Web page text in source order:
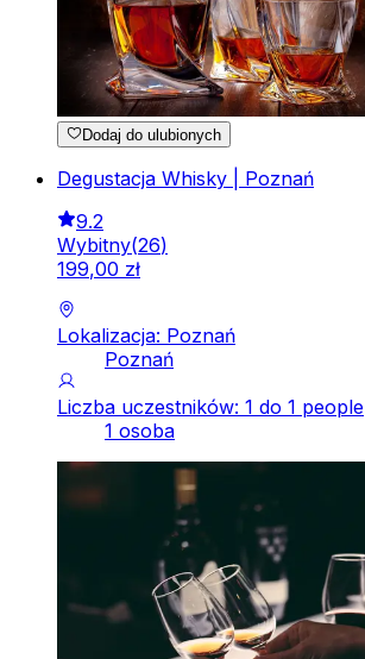
Dodaj do ulubionych
Degustacja Whisky | Poznań
9.2
Wybitny(26)
199,00 zł
Lokalizacja: Poznań
Poznań
Liczba uczestników: 1 do 1 people
1 osoba